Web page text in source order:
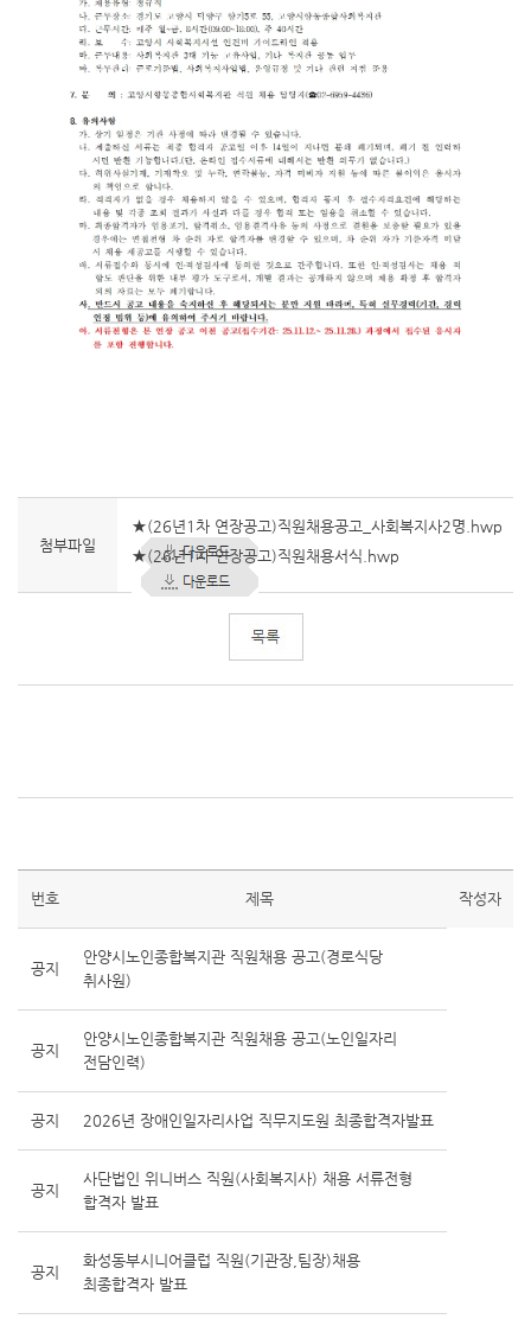
첨부파일
★(26년1차 연장공고)직원채용공고_사회복지사2명.hwp
★(26년1차 연장공고)직원채용서식.hwp
번호 제목 작성자
공지
안양시노인종합복지관 직원채용 공고(경로식당
취사원)
공지
안양시노인종합복지관 직원채용 공고(노인일자리
전담인력)
공지 2026년 장애인일자리사업 직무지도원 최종합격자발표
공지
사단법인 위니버스 직원(사회복지사) 채용 서류전형
합격자 발표
공지
화성동부시니어클럽 직원(기관장,팀장)채용
최종합격자 발표